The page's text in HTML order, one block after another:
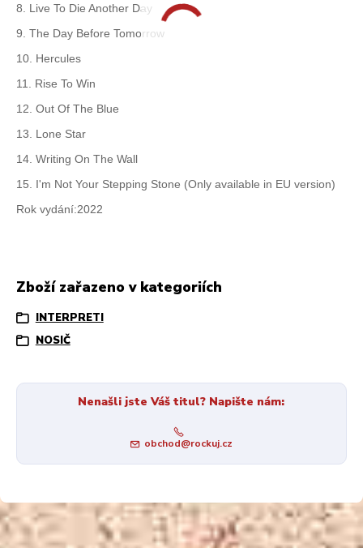
8. Live To Die Another Day
9. The Day Before Tomorrow
10. Hercules
11. Rise To Win
12. Out Of The Blue
13. Lone Star
14. Writing On The Wall
15. I'm Not Your Stepping Stone (Only available in EU version)
Rok vydání:2022
Zboží zařazeno v kategoriích
INTERPRETI
NOSIČ
Nenašli jste Váš titul? Napište nám:
obchod@rockuj.cz